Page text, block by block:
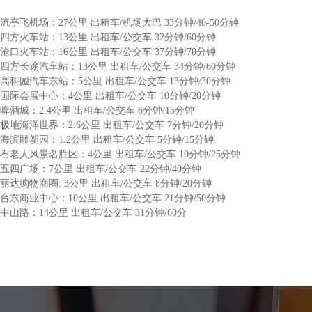
流亭飞机场：27公里 出租车/机场大巴 33分钟/40-50分钟
四方火车站：13公里 出租车/公交车 32分钟/60分钟
沧口火车站：16公里 出租车/公交车 37分钟/70分钟
四方长途汽车站：13公里 出租车/公交车 34分钟/60分钟
高科园汽车东站：5公里 出租车/公交车 13分钟/30分钟
国际会展中心：4公里 出租车/公交车 10分钟/20分钟
啤酒城：2.4公里 出租车/公交车 6分钟/15分钟
极地海洋世界：2.6公里 出租车/公交车 7分钟/20分钟
海滨雕塑园：1.2公里 出租车/公交车 5分钟/15分钟
石老人风景名胜区：4公里 出租车/公交车 10分钟/25分钟
五四广场：7公里 出租车/公交车 22分钟/40分钟
丽达购物商圈: 3公里 出租车/公交车 8分钟/20分钟
台东商业中心：10公里 出租车/公交车 21分钟/50分钟
中山路：14公里 出租车/公交车 31分钟/60分